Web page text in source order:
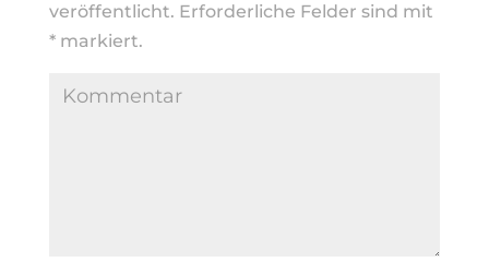
veröffentlicht. Erforderliche Felder sind mit
*markiert.